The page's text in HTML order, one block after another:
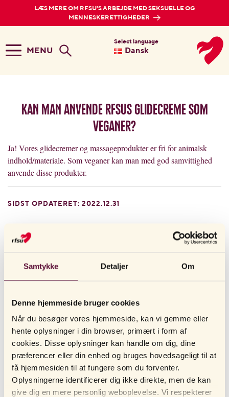
Samtykke Detaljer Om
Denne hjemmeside bruger cookies
Når du besøger vores hjemmeside, kan vi gemme eller
hente oplysninger i din browser, primært i form af
cookies. Disse oplysninger kan handle om dig, dine
præferencer eller din enhed og bruges hovedsageligt til at
få hjemmesiden til at fungere som du forventer.
Oplysningerne identificerer dig ikke direkte, men de kan
give dig en mere personlig weboplevelse. Vi respekterer
LÆS MERE OM RFSU'S ARBEJDE MED SEKSUELLE OG
MENNESKERETTIGHEDER
MENU
Select language
Dansk
Kan man anvende RFSUs glidecreme som
veganer?
Ja! Vores glidecremer og massageprodukter er fri for animalsk
indhold/materiale. Som veganer kan man med god samvittighed
anvende disse produkter.
SIDST OPDATERET: 2022.12.31
Jeg har købt et af jeres sexlegetøj hos [butik, apotek, e-
handler eller andet], er det jer eller den butik jeg købt
det hos som tager imod returneringer og/eller
reklamationer?
Hvilken glidecreme skal jeg anvende ved analsex?
Jeg er ekstra følsom og får let allergiske reaktioner.
Hvilken af jeres glidecremer kan i anbefale mig?